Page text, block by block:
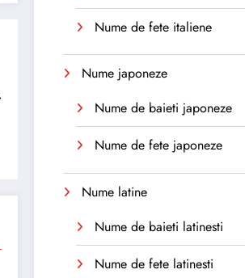
Nume de fete italiene
Nume japoneze
Nume de baieti japoneze
Nume de fete japoneze
Nume latine
Nume de baieti latinesti
Nume de fete latinesti